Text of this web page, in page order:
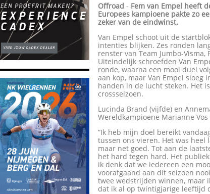
Offroad - Fem van Empel heeft
Europees kampioene pakte zo
zeker van de eindwinst.
Van Empel schoot uit de
intenties blijken. Zes ronden
renster van Team Jumbo-Visma,
Uiteindelijk schroefden Van
ronde, waarna een mooi duel
aan kop, maar Van Empel sloeg
handen in de lucht steken. Het
crossseizoen.
Lucinda Brand (vijfde) en
Wereldkampioene Marianne
“Ik heb mijn doel bereikt
tussen ons vieren. Het was
maar net goed. Tot aan de
het hard tegen hard. Het
ik denk dat we iedereen een
voorafgaand aan dit seizoen
twee wedstrijden winnen, maar
dat ik al op twintigjarige leeftijd